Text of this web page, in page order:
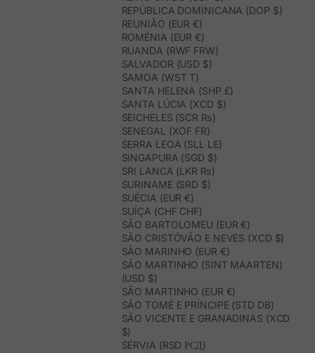
REPÚBLICA DOMINICANA (DOP $)
REUNIÃO (EUR €)
ROMÉNIA (EUR €)
RUANDA (RWF FRW)
SALVADOR (USD $)
SAMOA (WST T)
SANTA HELENA (SHP £)
SANTA LÚCIA (XCD $)
SEICHELES (SCR ₨)
SENEGAL (XOF FR)
SERRA LEOA (SLL LE)
SINGAPURA (SGD $)
SRI LANCA (LKR ₨)
SURINAME (SRD $)
SUÉCIA (EUR €)
SUÍÇA (CHF CHF)
SÃO BARTOLOMEU (EUR €)
SÃO CRISTÓVÃO E NEVES (XCD $)
SÃO MARINHO (EUR €)
SÃO MARTINHO (SINT MAARTEN)
(USD $)
SÃO MARTINHO (EUR €)
SÃO TOMÉ E PRÍNCIPE (STD DB)
SÃO VICENTE E GRANADINAS (XCD
$)
SÉRVIA (RSD РСД)